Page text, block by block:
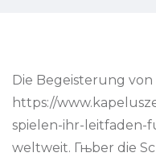
Die Begeisterung
https://
spielen-ihr-leitfaden-
weltweit. Гњber die